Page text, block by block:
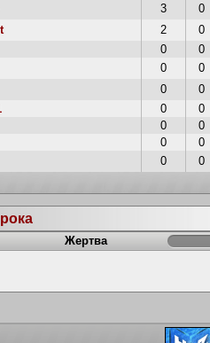
3 0
2 0
0 0
0 0
0 0
0 0
0 0
0 0
0 0
Жертва